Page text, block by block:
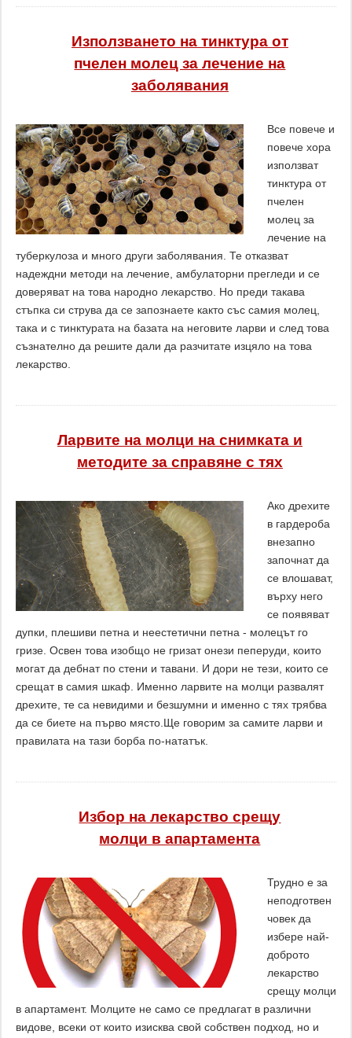
Използването на тинктура от
пчелен молец за лечение на
заболявания
Все повече и
повече хора
използват
тинктура от
пчелен
молец за
лечение на
туберкулоза и много други заболявания. Те отказват
надеждни методи на лечение, амбулаторни прегледи и се
доверяват на това народно лекарство. Но преди такава
стъпка си струва да се запознаете както със самия молец,
така и с тинктурата на базата на неговите ларви и след това
съзнателно да решите дали да разчитате изцяло на това
лекарство.
Ларвите на молци на снимката и
методите за справяне с тях
Ако дрехите
в гардероба
внезапно
започнат да
се влошават,
върху него
се появяват
дупки, плешиви петна и неестетични петна - молецът го
гризе. Освен това изобщо не гризат онези пеперуди, които
могат да дебнат по стени и тавани. И дори не тези, които се
срещат в самия шкаф. Именно ларвите на молци развалят
дрехите, те са невидими и безшумни и именно с тях трябва
да се биете на първо място.Ще говорим за самите ларви и
правилата на тази борба по-нататък.
Избор на лекарство срещу
молци в апартамента
Трудно е за
неподготвен
човек да
избере най-
доброто
лекарство
срещу молци
в апартамент. Молците не само се предлагат в различни
видове, всеки от които изисква свой собствен подход, но и